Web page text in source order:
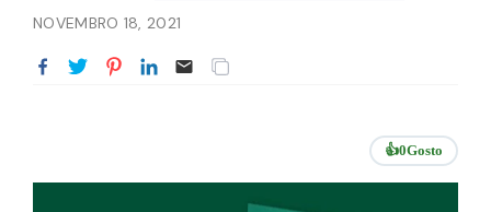
NOVEMBRO 18, 2021
👍0Gosto